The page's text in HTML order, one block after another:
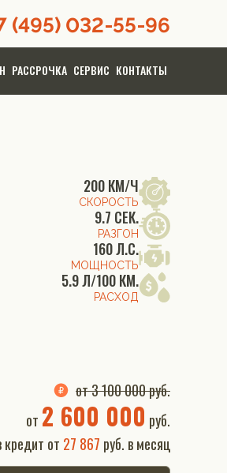
(495) 032-55-96
РАССРОЧКА СЕРВИС КОНТАКТЫ
200 КМ/Ч
СКОРОСТЬ
9.7 СЕК.
РАЗГОН
160 Л.С.
МОЩНОСТЬ
5.9 Л/100 КМ.
РАСХОД
от 3 100 000 руб.
от 2 600 000 руб.
кредит от 27 867 руб. в месяц